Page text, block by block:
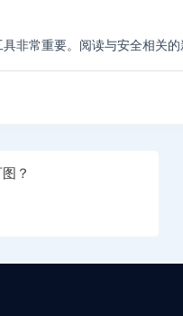
非常重要。阅读与安全相关
？